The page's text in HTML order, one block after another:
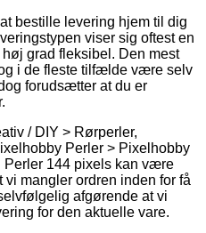
bestille levering hjem til dig
viser sig oftest en
grad fleksibel. Den mest
i de fleste tilfælde være selv
forudsætter at du er
/ DIY > Rørperler,
Perler > Pixelhobby
Perler 144 pixels kan være
mangler ordren inden for få
afgørende at vi
for den aktuelle vare.